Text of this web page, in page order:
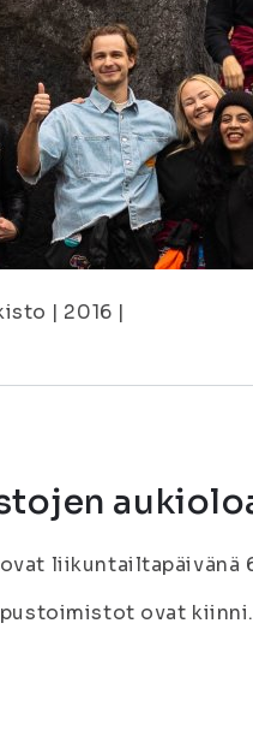
| 2016 |
liikuntailtapäivänä
ovat kiinni.